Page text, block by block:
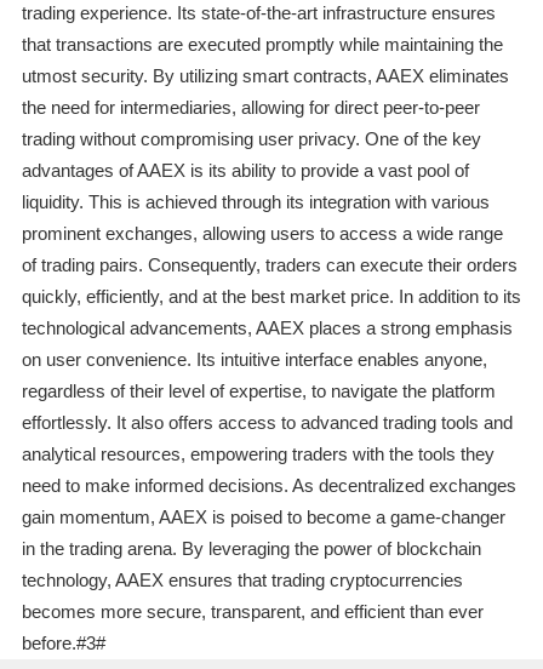
trading experience. Its state-of-the-art infrastructure ensures
that transactions are executed promptly while maintaining the
utmost security. By utilizing smart contracts, AAEX eliminates
the need for intermediaries, allowing for direct peer-to-peer
trading without compromising user privacy. One of the key
advantages of AAEX is its ability to provide a vast pool of
liquidity. This is achieved through its integration with various
prominent exchanges, allowing users to access a wide range
of trading pairs. Consequently, traders can execute their orders
quickly, efficiently, and at the best market price. In addition to its
technological advancements, AAEX places a strong emphasis
on user convenience. Its intuitive interface enables anyone,
regardless of their level of expertise, to navigate the platform
effortlessly. It also offers access to advanced trading tools and
analytical resources, empowering traders with the tools they
need to make informed decisions. As decentralized exchanges
gain momentum, AAEX is poised to become a game-changer
in the trading arena. By leveraging the power of blockchain
technology, AAEX ensures that trading cryptocurrencies
becomes more secure, transparent, and efficient than ever
before.#3#